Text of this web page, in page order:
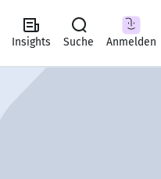
Insights Suche Anmelden